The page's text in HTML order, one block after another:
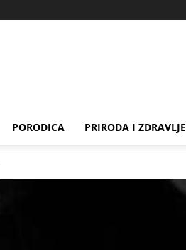
PORODICA PRIRODA I ZDRAVLJE